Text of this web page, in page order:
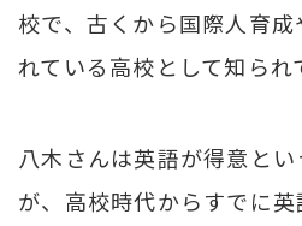
校で、古くから国際人育
れている高校として知られ
八木さんは英語が得意と
が、高校時代からすでに